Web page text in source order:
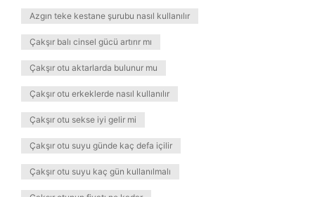
Azgın teke kestane şurubu nasıl kullanılır
Çakşır balı cinsel gücü artırır mı
Çakşır otu aktarlarda bulunur mu
Çakşır otu erkeklerde nasıl kullanılır
Çakşır otu sekse iyi gelir mi
Çakşır otu suyu günde kaç defa içilir
Çakşır otu suyu kaç gün kullanılmalı